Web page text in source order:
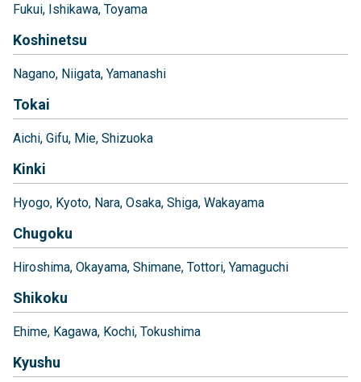
Fukui Ishikawa Toyama
Koshinetsu
Nagano Niigata Yamanashi
Tokai
Aichi Gifu Mie Shizuoka
Kinki
Hyogo Kyoto Nara Osaka Shiga Wakayama
Chugoku
Hiroshima Okayama Shimane Tottori Yamaguchi
Shikoku
Ehime Kagawa Kochi Tokushima
Kyushu